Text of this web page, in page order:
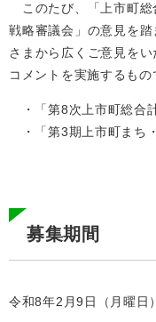
このたび、「上市町総
戦略審議会」の意見を
さまから広くご意見を
コメントを実施するもの
・「第8次上市町総合
・「第3期上市町まち
募集期間
令和8年2月9日（月曜日